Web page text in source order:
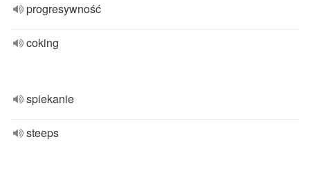
progresywność
coking
spiekanie
steeps